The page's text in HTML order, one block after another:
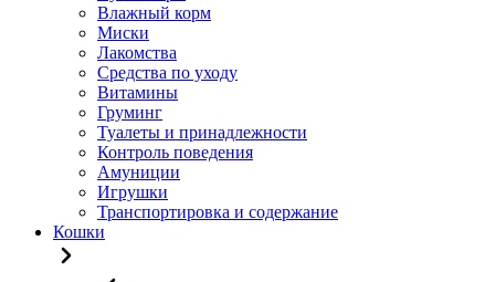
Влажный корм
Миски
Лакомства
Средства по уходу
Витамины
Груминг
Туалеты и принадлежности
Контроль поведения
Амуниции
Игрушки
Транспортировка и содержание
Кошки